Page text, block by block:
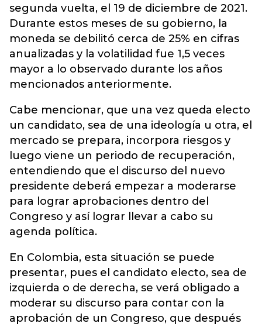
segunda vuelta, el 19 de diciembre de 2021.
Durante estos meses de su gobierno, la
moneda se debilitó cerca de 25% en cifras
anualizadas y la volatilidad fue 1,5 veces
mayor a lo observado durante los años
mencionados anteriormente.
Cabe mencionar, que una vez queda electo
un candidato, sea de una ideología u otra, el
mercado se prepara, incorpora riesgos y
luego viene un periodo de recuperación,
entendiendo que el discurso del nuevo
presidente deberá empezar a moderarse
para lograr aprobaciones dentro del
Congreso y así lograr llevar a cabo su
agenda política.
En Colombia, esta situación se puede
presentar, pues el candidato electo, sea de
izquierda o de derecha, se verá obligado a
moderar su discurso para contar con la
aprobación de un Congreso, que después